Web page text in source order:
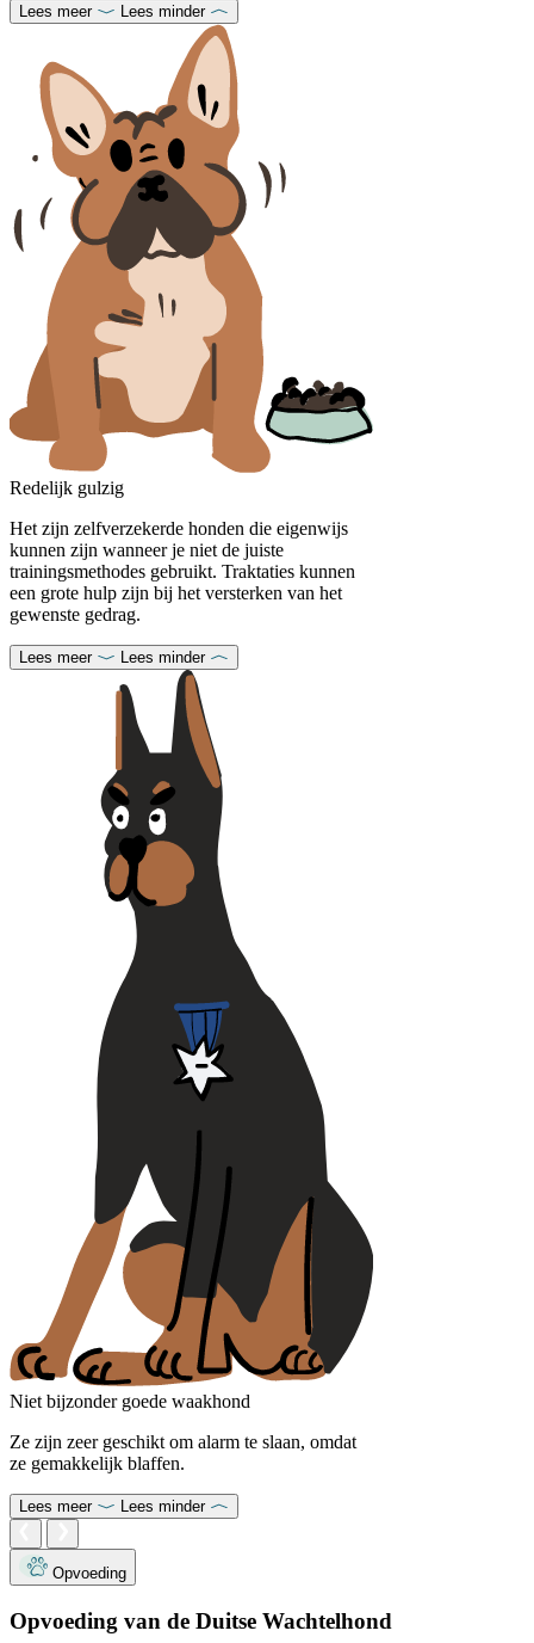
Lees meer Lees minder
Redelijk gulzig
Het zijn zelfverzekerde honden die eigenwijs
kunnen zijn wanneer je niet de juiste
trainingsmethodes gebruikt. Traktaties kunnen
een grote hulp zijn bij het versterken van het
gewenste gedrag.
Lees meer Lees minder
Niet bijzonder goede waakhond
Ze zijn zeer geschikt om alarm te slaan, omdat
ze gemakkelijk blaffen.
Lees meer Lees minder
Opvoeding
Opvoeding van de Duitse Wachtelhond